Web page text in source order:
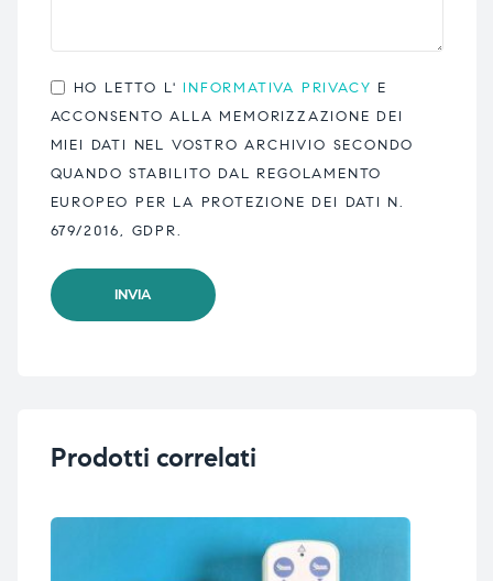
HO LETTO L' INFORMATIVA PRIVACY E
ACCONSENTO ALLA MEMORIZZAZIONE DEI
MIEI DATI NEL VOSTRO ARCHIVIO SECONDO
QUANDO STABILITO DAL REGOLAMENTO
EUROPEO PER LA PROTEZIONE DEI DATI N.
679/2016, GDPR.
Prodotti correlati